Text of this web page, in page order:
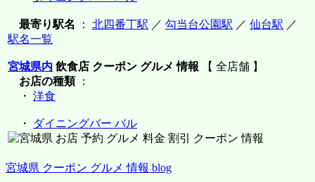
最寄り駅名 ： 北四番丁駅 ／ 勾当台公園駅 ／ 仙台駅 ／
駅名一覧
宮城県内 飲食店 クーポン グルメ 情報 【 全店舗 】
お店の種類：
・ 洋食
・ ダイニングバー バル
宮城県 クーポン グルメ 情報 blog